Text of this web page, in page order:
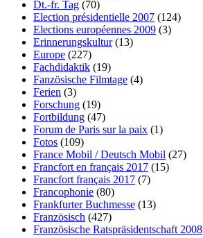
Dt.-fr. Tag (70)
Election présidentielle 2007 (124)
Elections européennes 2009 (3)
Erinnerungskultur(13)
Europe (227)
Fachdidaktik (19)
Fanzösische Filmtage (4)
Ferien (3)
Forschung (19)
Fortbildung (47)
Forum de Paris sur la paix (1)
Fotos (109)
France Mobil / Deutsch Mobil (27)
Francfort en français 2017 (15)
Francfort français 2017 (7)
Francophonie (80)
Frankfurter Buchmesse (13)
Französisch (427)
Französische Ratspräsidentschaft 2008